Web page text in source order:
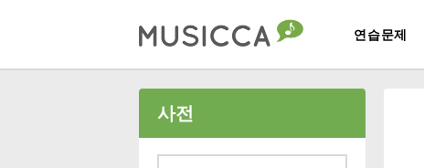
연습문제
Български
사전